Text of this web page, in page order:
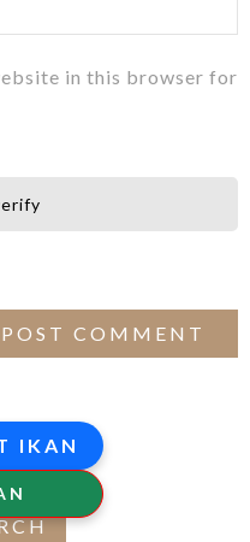
in this browser for
IKAN